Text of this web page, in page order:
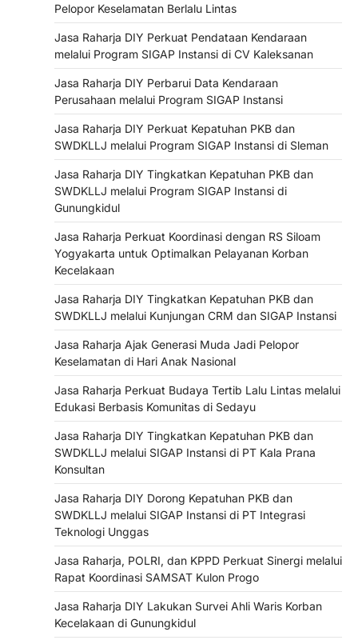
Pelopor Keselamatan Berlalu Lintas
Jasa Raharja DIY Perkuat Pendataan Kendaraan
melalui Program SIGAP Instansi di CV Kaleksanan
Jasa Raharja DIY Perbarui Data Kendaraan
Perusahaan melalui Program SIGAP Instansi
Jasa Raharja DIY Perkuat Kepatuhan PKB dan
SWDKLLJ melalui Program SIGAP Instansi di Sleman
Jasa Raharja DIY Tingkatkan Kepatuhan PKB dan
SWDKLLJ melalui Program SIGAP Instansi di
Gunungkidul
Jasa Raharja Perkuat Koordinasi dengan RS Siloam
Yogyakarta untuk Optimalkan Pelayanan Korban
Kecelakaan
Jasa Raharja DIY Tingkatkan Kepatuhan PKB dan
SWDKLLJ melalui Kunjungan CRM dan SIGAP Instansi
Jasa Raharja Ajak Generasi Muda Jadi Pelopor
Keselamatan di Hari Anak Nasional
Jasa Raharja Perkuat Budaya Tertib Lalu Lintas melalui
Edukasi Berbasis Komunitas di Sedayu
Jasa Raharja DIY Tingkatkan Kepatuhan PKB dan
SWDKLLJ melalui SIGAP Instansi di PT Kala Prana
Konsultan
Jasa Raharja DIY Dorong Kepatuhan PKB dan
SWDKLLJ melalui SIGAP Instansi di PT Integrasi
Teknologi Unggas
Jasa Raharja, POLRI, dan KPPD Perkuat Sinergi melalui
Rapat Koordinasi SAMSAT Kulon Progo
Jasa Raharja DIY Lakukan Survei Ahli Waris Korban
Kecelakaan di Gunungkidul